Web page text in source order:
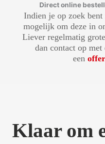
Direct online
Indien je op zoek
mogelijk om deze in
Liever regelmatig
dan contact op
een
Klaar om